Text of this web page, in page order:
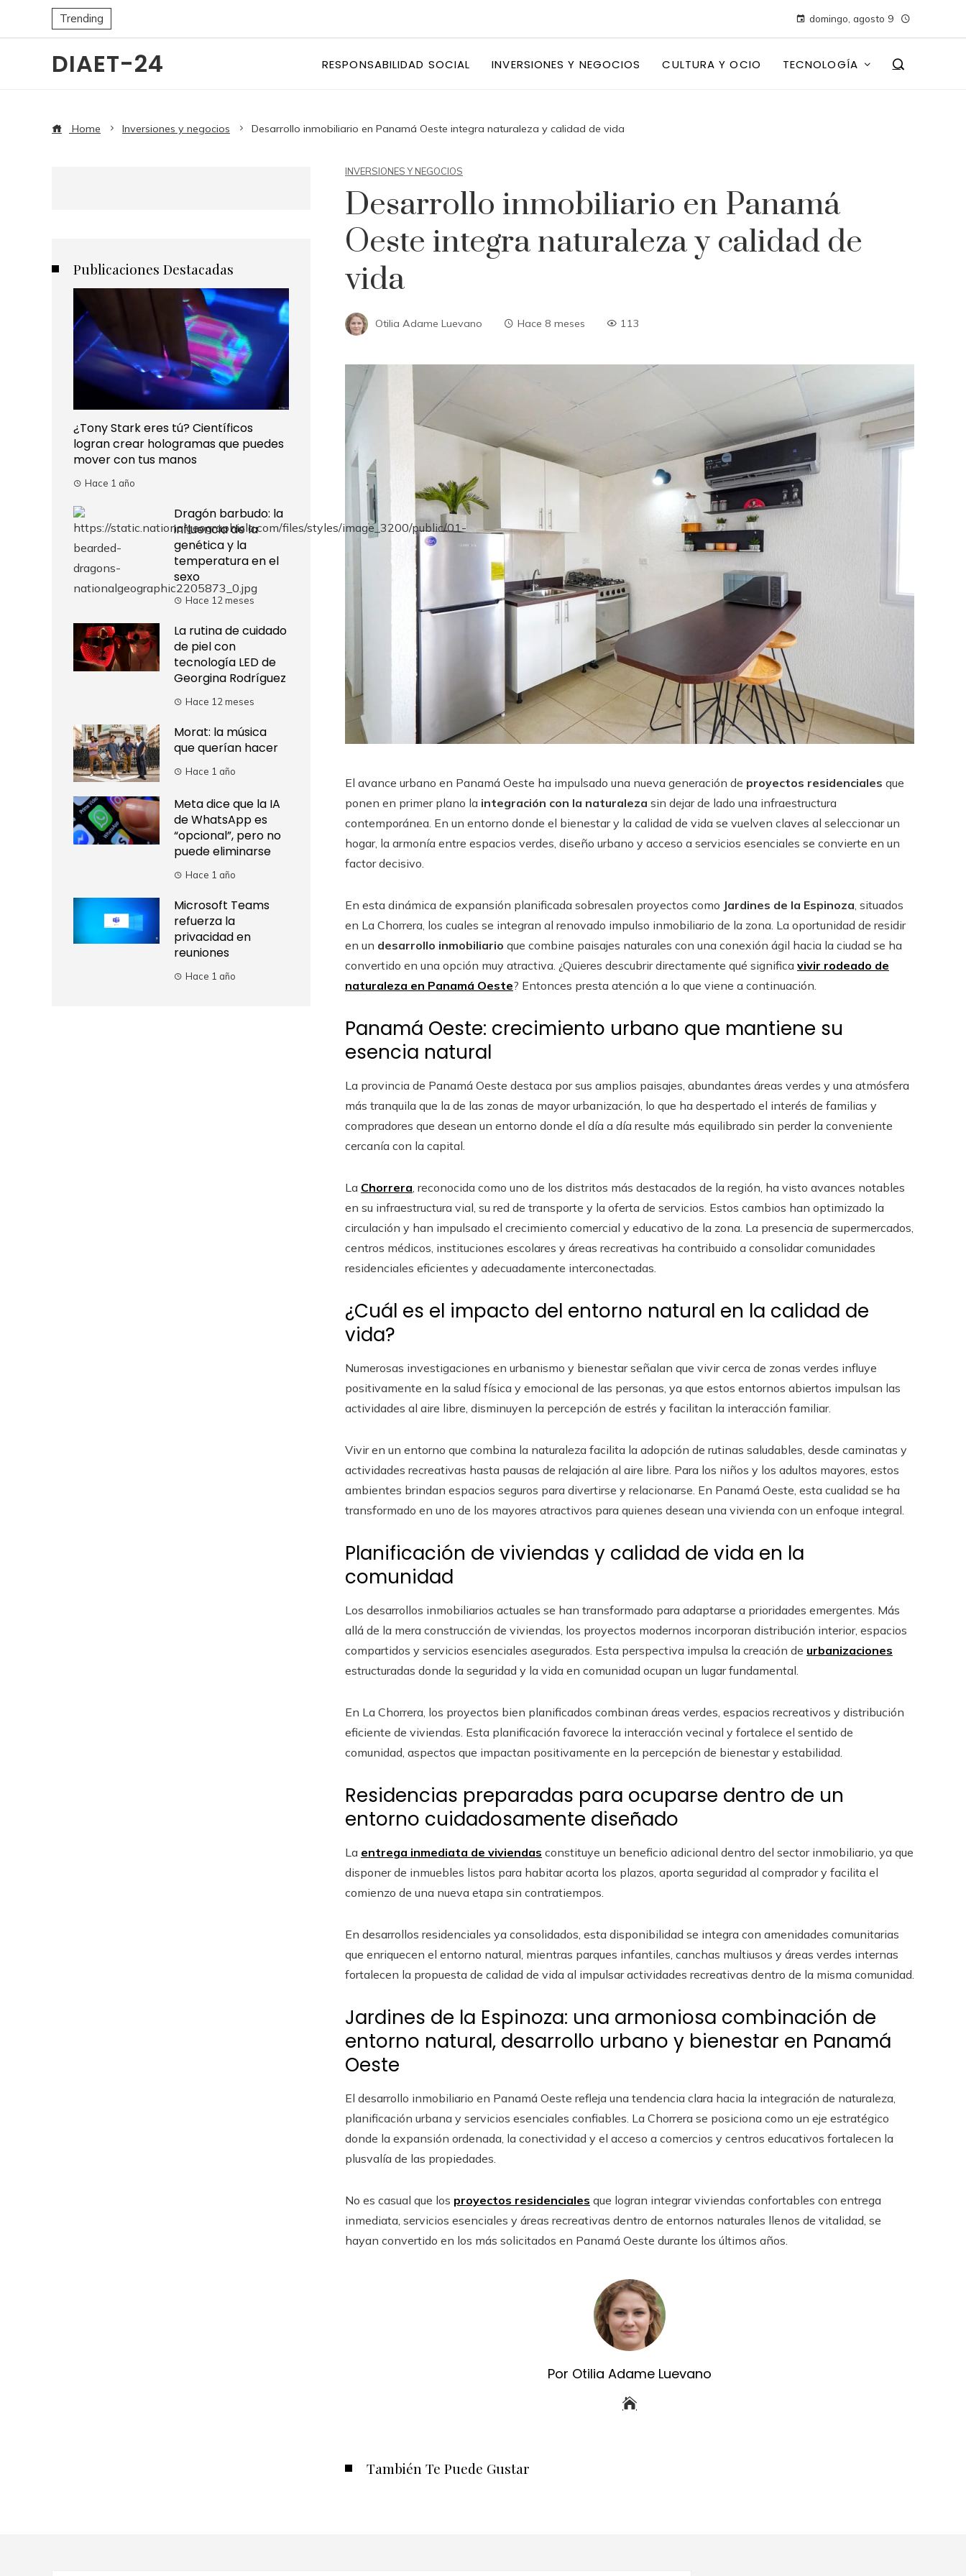
Trending domingo, agosto 9
DIAET-24 RESPONSABILIDAD SOCIAL INVERSIONES Y NEGOCIOS CULTURA Y OCIO TECNOLOGÍA
Home Inversiones y negocios Desarrollo inmobiliario en Panamá Oeste integra naturaleza y calidad de vida
INVERSIONES Y NEGOCIOS
Desarrollo inmobiliario en Panamá
Oeste integra naturaleza y calidad de
vida
Otilia Adame Luevano Hace 8 meses 113
El avance urbano en Panamá Oeste ha impulsado una nueva generación de proyectos residenciales que
ponen en primer plano la integración con la naturaleza sin dejar de lado una infraestructura
contemporánea. En un entorno donde el bienestar y la calidad de vida se vuelven claves al seleccionar un
hogar, la armonía entre espacios verdes, diseño urbano y acceso a servicios esenciales se convierte en un
factor decisivo.
En esta dinámica de expansión planificada sobresalen proyectos como Jardines de la Espinoza, situados
en La Chorrera, los cuales se integran al renovado impulso inmobiliario de la zona. La oportunidad de residir
en un desarrollo inmobiliario que combine paisajes naturales con una conexión ágil hacia la ciudad se ha
convertido en una opción muy atractiva. ¿Quieres descubrir directamente qué significa vivir rodeado de
naturaleza en Panamá Oeste? Entonces presta atención a lo que viene a continuación.
Panamá Oeste: crecimiento urbano que mantiene su
esencia natural
La provincia de Panamá Oeste destaca por sus amplios paisajes, abundantes áreas verdes y una atmósfera
más tranquila que la de las zonas de mayor urbanización, lo que ha despertado el interés de familias y
compradores que desean un entorno donde el día a día resulte más equilibrado sin perder la conveniente
cercanía con la capital.
La Chorrera, reconocida como uno de los distritos más destacados de la región, ha visto avances notables
en su infraestructura vial, su red de transporte y la oferta de servicios. Estos cambios han optimizado la
circulación y han impulsado el crecimiento comercial y educativo de la zona. La presencia de supermercados,
centros médicos, instituciones escolares y áreas recreativas ha contribuido a consolidar comunidades
residenciales eficientes y adecuadamente interconectadas.
¿Cuál es el impacto del entorno natural en la calidad de
vida?
Numerosas investigaciones en urbanismo y bienestar señalan que vivir cerca de zonas verdes influye
positivamente en la salud física y emocional de las personas, ya que estos entornos abiertos impulsan las
actividades al aire libre, disminuyen la percepción de estrés y facilitan la interacción familiar.
Vivir en un entorno que combina la naturaleza facilita la adopción de rutinas saludables, desde caminatas y
actividades recreativas hasta pausas de relajación al aire libre. Para los niños y los adultos mayores, estos
ambientes brindan espacios seguros para divertirse y relacionarse. En Panamá Oeste, esta cualidad se ha
transformado en uno de los mayores atractivos para quienes desean una vivienda con un enfoque integral.
Planificación de viviendas y calidad de vida en la
comunidad
Los desarrollos inmobiliarios actuales se han transformado para adaptarse a prioridades emergentes. Más
allá de la mera construcción de viviendas, los proyectos modernos incorporan distribución interior, espacios
compartidos y servicios esenciales asegurados. Esta perspectiva impulsa la creación de urbanizaciones
estructuradas donde la seguridad y la vida en comunidad ocupan un lugar fundamental.
En La Chorrera, los proyectos bien planificados combinan áreas verdes, espacios recreativos y distribución
eficiente de viviendas. Esta planificación favorece la interacción vecinal y fortalece el sentido de
comunidad, aspectos que impactan positivamente en la percepción de bienestar y estabilidad.
Residencias preparadas para ocuparse dentro de un
entorno cuidadosamente diseñado
La entrega inmediata de viviendas constituye un beneficio adicional dentro del sector inmobiliario, ya que
disponer de inmuebles listos para habitar acorta los plazos, aporta seguridad al comprador y facilita el
comienzo de una nueva etapa sin contratiempos.
En desarrollos residenciales ya consolidados, esta disponibilidad se integra con amenidades comunitarias
que enriquecen el entorno natural, mientras parques infantiles, canchas multiusos y áreas verdes internas
fortalecen la propuesta de calidad de vida al impulsar actividades recreativas dentro de la misma comunidad.
Jardines de la Espinoza: una armoniosa combinación de
entorno natural, desarrollo urbano y bienestar en Panamá
Oeste
El desarrollo inmobiliario en Panamá Oeste refleja una tendencia clara hacia la integración de naturaleza,
planificación urbana y servicios esenciales confiables. La Chorrera se posiciona como un eje estratégico
donde la expansión ordenada, la conectividad y el acceso a comercios y centros educativos fortalecen la
plusvalía de las propiedades.
No es casual que los proyectos residenciales que logran integrar viviendas confortables con entrega
inmediata, servicios esenciales y áreas recreativas dentro de entornos naturales llenos de vitalidad, se
hayan convertido en los más solicitados en Panamá Oeste durante los últimos años.
Por Otilia Adame Luevano
También Te Puede Gustar
Publicaciones Destacadas
¿Tony Stark eres tú? Científicos
logran crear hologramas que puedes
mover con tus manos
Hace 1 año
Dragón barbudo: la
influencia de la
genética y la
temperatura en el
sexo
Hace 12 meses
La rutina de cuidado
de piel con
tecnología LED de
Georgina Rodríguez
Hace 12 meses
Morat: la música
que querían hacer
Hace 1 año
Meta dice que la IA
de WhatsApp es
“opcional”, pero no
puede eliminarse
Hace 1 año
Microsoft Teams
refuerza la
privacidad en
reuniones
Hace 1 año